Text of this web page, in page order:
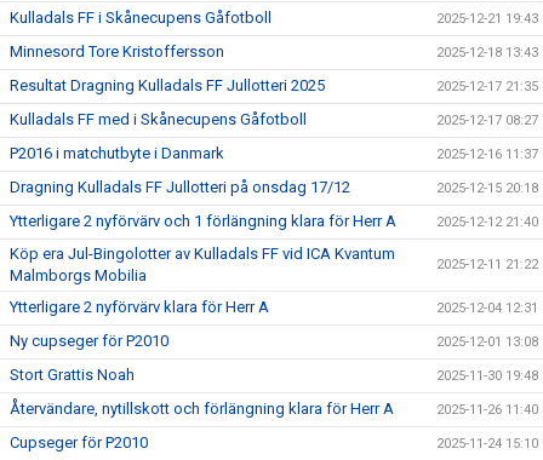
Kulladals FF i Skånecupens Gåfotboll 2025-12-21 19:43
Minnesord Tore Kristoffersson 2025-12-18 13:43
Resultat Dragning Kulladals FF Jullotteri 2025 2025-12-17 21:35
Kulladals FF med i Skånecupens Gåfotboll 2025-12-17 08:27
P2016 i matchutbyte i Danmark 2025-12-16 11:37
Dragning Kulladals FF Jullotteri på onsdag 17/12 2025-12-15 20:18
Ytterligare 2 nyförvärv och 1 förlängning klara för Herr A 2025-12-12 21:40
Köp era Jul-Bingolotter av Kulladals FF vid ICA Kvantum
Malmborgs Mobilia
2025-12-11 21:22
Ytterligare 2 nyförvärv klara för Herr A 2025-12-04 12:31
Ny cupseger för P2010 2025-12-01 13:08
Stort Grattis Noah 2025-11-30 19:48
Återvändare, nytillskott och förlängning klara för Herr A 2025-11-26 11:40
Cupseger för P2010 2025-11-24 15:10